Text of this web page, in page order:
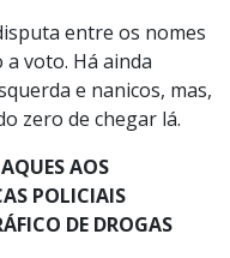
entre os nomes
voto. Há ainda
e nanicos, mas,
zero de chegar lá.
AOS
POLICIAIS
DE DROGAS